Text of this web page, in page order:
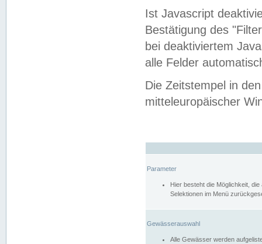
Ist Javascript
Bestätigung des
bei deaktiviertem
alle Felder
Die Zeitstempel in
mitteleuropäischer
Parameter
Hier besteht die Möglichkeit,
Selektionen im Menü
Gewässerauswahl
Alle Gewässer werden